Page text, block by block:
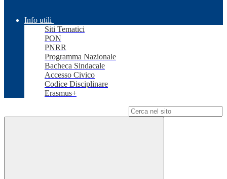
Info utili
Siti Tematici
PON
PNRR
Programma Nazionale
Bacheca Sindacale
Accesso Civico
Codice Disciplinare
Erasmus+